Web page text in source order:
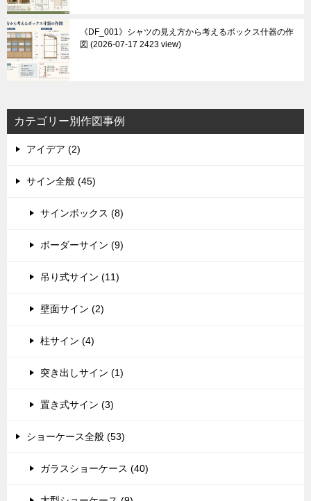
《DF_001》シャツの見え方から考えるボックス什器の作
図
2026-07-17 2423 view
カテゴリー別作図事例
アイデア (2)
サイン全般 (45)
サインボックス (8)
ボーダーサイン (9)
吊り式サイン (11)
壁面サイン (2)
柱サイン (4)
突き出しサイン (1)
置き式サイン (3)
ショーケース全般 (53)
ガラスショーケース (40)